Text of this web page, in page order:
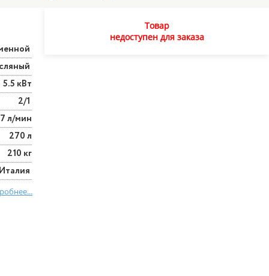
5.5 кВт
2/1
л/мин
270 л
210 кг
Италия
Товар
недоступен для заказа